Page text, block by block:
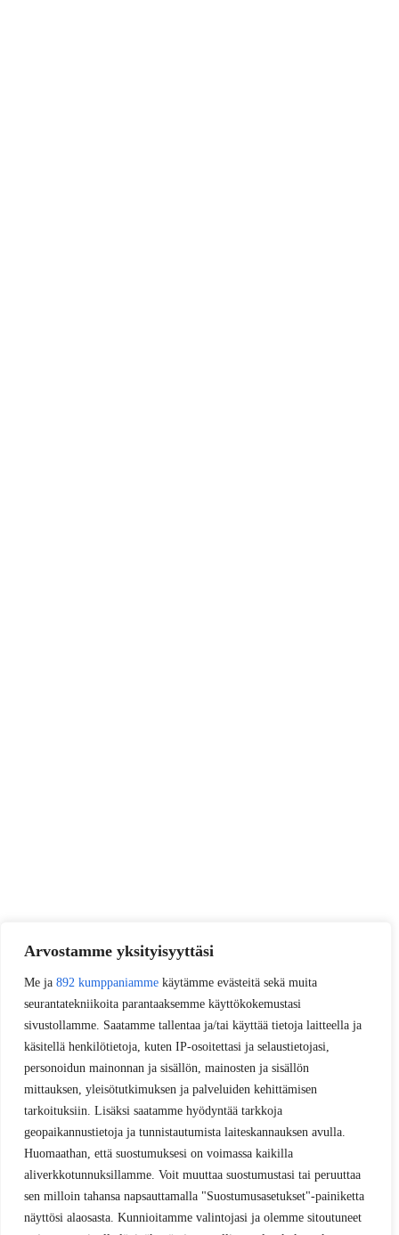
Arvostamme yksityisyyttäsi
Me ja 892 kumppaniamme käytämme evästeitä sekä muita
seurantatekniikoita parantaaksemme käyttökokemustasi
sivustollamme. Saatamme tallentaa ja/tai käyttää tietoja laitteella ja
käsitellä henkilötietoja, kuten IP-osoitettasi ja selaustietojasi,
personoidun mainonnan ja sisällön, mainosten ja sisällön
mittauksen, yleisötutkimuksen ja palveluiden kehittämisen
tarkoituksiin. Lisäksi saatamme hyödyntää tarkkoja
geopaikannustietoja ja tunnistautumista laiteskannauksen avulla.
Huomaathan, että suostumuksesi on voimassa kaikilla
aliverkkotunnuksillamme. Voit muuttaa suostumustasi tai peruuttaa
sen milloin tahansa napsauttamalla "Suostumusasetukset"-painiketta
näyttösi alaosasta. Kunnioitamme valintojasi ja olemme sitoutuneet